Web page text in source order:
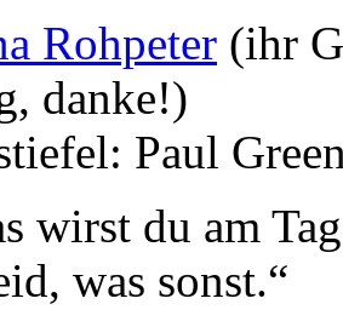
Rohpeter (ihr
danke!)
Paul
wirst du am
was sonst.“